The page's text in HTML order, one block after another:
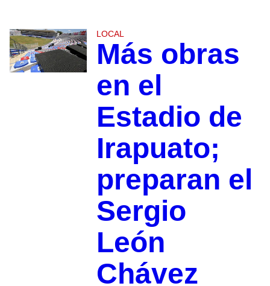
LOCAL
Más obras
en el
Estadio de
Irapuato;
preparan el
Sergio
León
Chávez